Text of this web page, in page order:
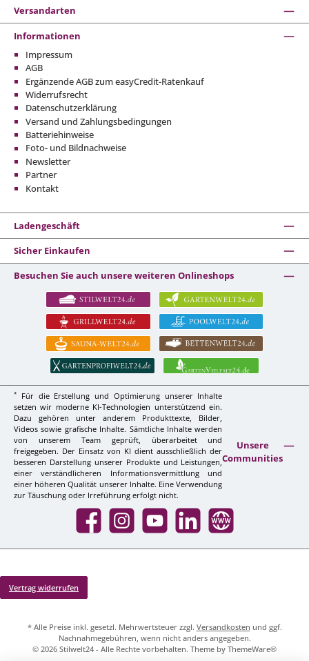
Versandarten
Informationen
Impressum
AGB
Ergänzende AGB zum easyCredit-Ratenkauf
Widerrufsrecht
Datenschutzerklärung
Versand und Zahlungsbedingungen
Batteriehinweise
Foto- und Bildnachweise
Newsletter
Partner
Kontakt
Ladengeschäft
Sicher Einkaufen
Besuchen Sie auch unsere weiteren Onlineshops
*
Für die Erstellung und Optimierung unserer Inhalte
setzen wir moderne KI-Technologien unterstützend ein.
Dazu gehören unter anderem Produkttexte, Bilder,
Videos sowie grafische Inhalte. Sämtliche Inhalte werden
von unserem Team geprüft, überarbeitet und
freigegeben. Der Einsatz von KI dient ausschließlich der
besseren Darstellung unserer Produkte und Leistungen,
einer verständlicheren Informationsvermittlung und
einer höheren Qualität unserer Inhalte. Eine Verwendung
zur Täuschung oder Irreführung erfolgt nicht.
Unsere
Communities
Facebook InstagramYouTube LinkedIn Website
Vertrag widerrufen
* Alle Preise inkl. gesetzl. Mehrwertsteuer zzgl. Versandkosten und ggf.
Nachnahmegebühren, wenn nicht anders angegeben.
© 2026 Stilwelt24 - Alle Rechte vorbehalten. Theme by ThemeWare®